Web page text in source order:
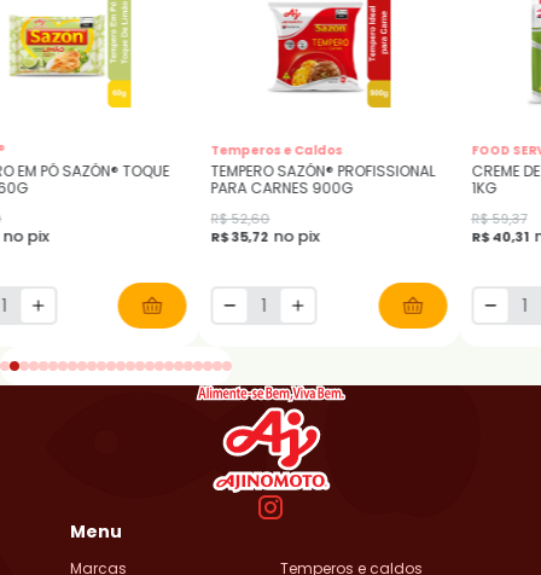
EM PÓ SAZÓN® TOQUE
no pix
Temperos e Caldos
TEMPERO SAZÓN® PROFISSIONAL
PARA CARNES 900G
R$ 52,60
R$ 35,72 no pix
FOOD
CREME
1KG
R$ 59,37
R$ 40,31
Menu
Marcas Temperos e caldos